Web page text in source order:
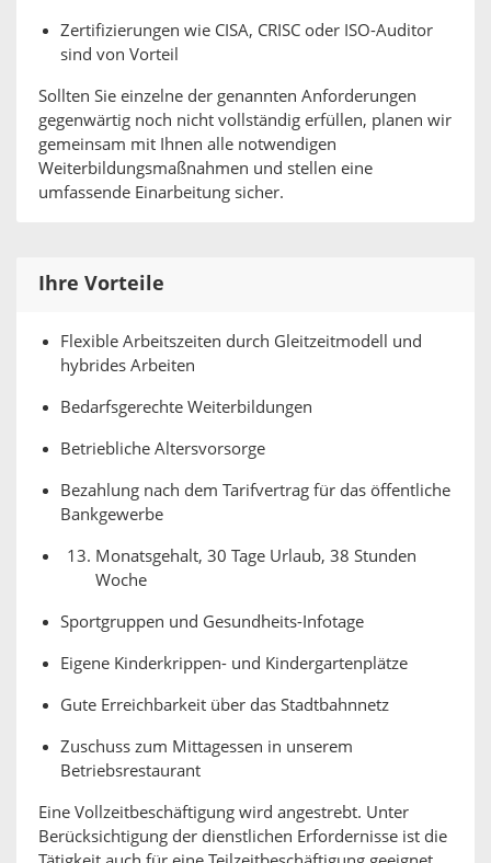
Zertifizierungen wie CISA, CRISC oder ISO-Auditor
sind von Vorteil
Sollten Sie einzelne der genannten Anforderungen
gegenwärtig noch nicht vollständig erfüllen, planen wir
gemeinsam mit Ihnen alle notwendigen
Weiterbildungsmaßnahmen und stellen eine
umfassende Einarbeitung sicher.
Ihre Vorteile
Flexible Arbeitszeiten durch Gleitzeitmodell und
hybrides Arbeiten
Bedarfsgerechte Weiterbildungen
Betriebliche Altersvorsorge
Bezahlung nach dem Tarifvertrag für das öffentliche
Bankgewerbe
Monatsgehalt, 30 Tage Urlaub, 38 Stunden
Woche
Sportgruppen und Gesundheits-Infotage
Eigene Kinderkrippen- und Kindergartenplätze
Gute Erreichbarkeit über das Stadtbahnnetz
Zuschuss zum Mittagessen in unserem
Betriebsrestaurant
Eine Vollzeitbeschäftigung wird angestrebt. Unter
Berücksichtigung der dienstlichen Erfordernisse ist die